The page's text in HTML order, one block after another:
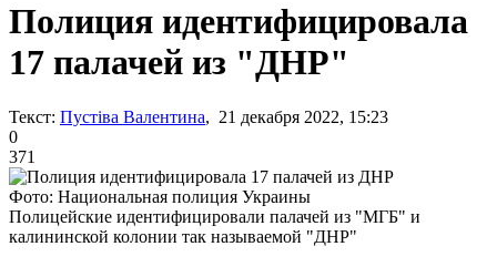
Полиция идентифицировала
17 палачей из "ДНР"
Текст: Пустіва Валентина, 21 декабря 2022, 15:23
0
371
Фото: Национальная полиция Украины
Полицейские идентифицировали палачей из "МГБ" и
калининской колонии так называемой "ДНР"